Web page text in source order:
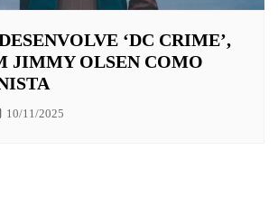
‘DC CRIME’,
JIMMY OLSEN COMO
10/11/2025